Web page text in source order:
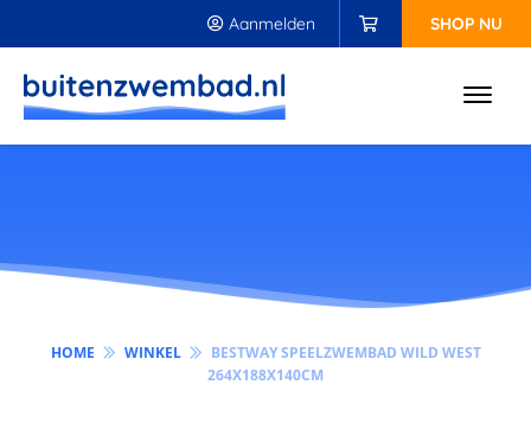
Aanmelden SHOP NU
HOME WINKEL
BESTWAY SPEELZWEMBAD WILD WEST
264X188X140CM